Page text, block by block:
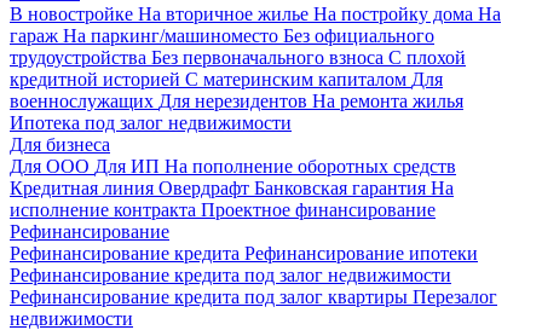
В новостройке На вторичное жилье На постройку дома На
гараж На паркинг/машиноместо Без официального
трудоустройства Без первоначального взноса С плохой
кредитной историей С материнским капиталом Для
военнослужащих Для нерезидентов На ремонта жилья
Ипотека под залог недвижимости
Для бизнеса
Для ООО Для ИП На пополнение оборотных средств
Кредитная линия Овердрафт Банковская гарантия На
исполнение контракта Проектное финансирование
Рефинансирование
Рефинансирование кредита Рефинансирование ипотеки
Рефинансирование кредита под залог недвижимости
Рефинансирование кредита под залог квартиры Перезалог
недвижимости